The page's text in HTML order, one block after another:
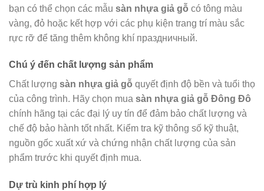
bạn có thể chọn các mẫu sàn nhựa giả gỗ có tông màu
vàng, đỏ hoặc kết hợp với các phụ kiện trang trí màu sắc
rực rỡ để tăng thêm không khí праздничный.
Chú ý đến chất lượng sản phẩm
Chất lượng sàn nhựa giả gỗ quyết định độ bền và tuổi thọ
của công trình. Hãy chọn mua sàn nhựa giả gỗ Đông Đô
chính hãng tại các đại lý uy tín để đảm bảo chất lượng và
chế độ bảo hành tốt nhất. Kiểm tra kỹ thông số kỹ thuật,
nguồn gốc xuất xứ và chứng nhận chất lượng của sản
phẩm trước khi quyết định mua.
Dự trù kinh phí hợp lý